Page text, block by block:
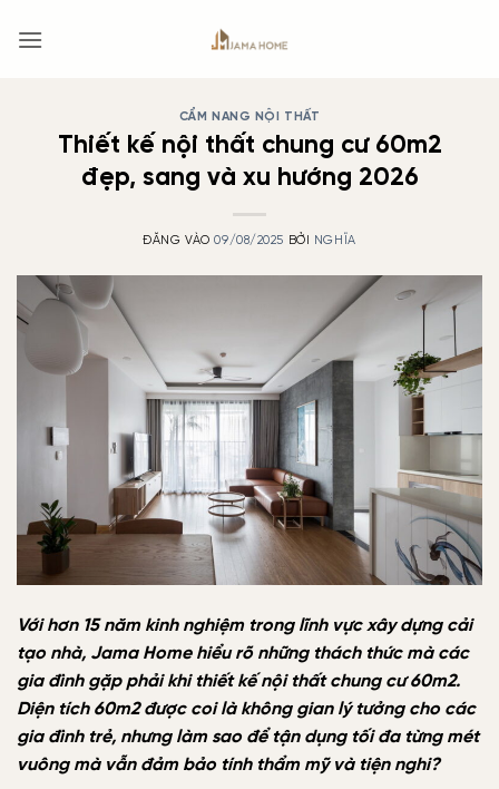
qua
CẨM NANG NỘI THẤT
Thiết kế nội thất chung cư 60m2
đẹp, sang và xu hướng 2026
ĐĂNG VÀO09/08/2025 BỞI NGHĨA
Với hơn 15 năm kinh nghiệm trong lĩnh vực xây dựng cải
tạo nhà, Jama Home hiểu rõ những thách thức mà các
gia đình gặp phải khi thiết kế nội thất chung cư 60m2.
Diện tích 60m2 được coi là không gian lý tưởng cho các
gia đình trẻ, nhưng làm sao để tận dụng tối đa từng mét
vuông mà vẫn đảm bảo tính thẩm mỹ và tiện nghi?